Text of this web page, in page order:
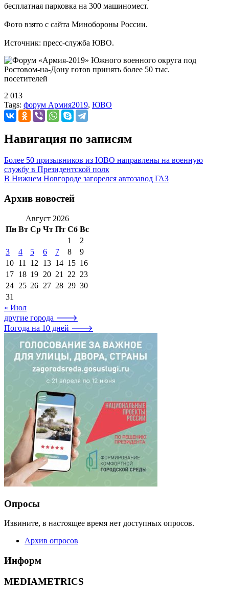
бесплатная парковка на 300 машиномест.
Фото взято с сайта Минобороны России.
Источник: пресс-служба ЮВО.
2 013
Tags: форум Армия2019, ЮВО
Навигация по записям
Более 50 призывников из ЮВО направлены на военную
службу в Президентской полк
В Нижнем Новгороде загорелся автозавод ГАЗ
Архив новостей
Август 2026
Пн Вт Ср Чт Пт Сб Вс
1
2
3
4 5 6 7 8
9
10 11 12 13 14 15 16
17 18 19 20 21 22 23
24 25 26 27 28 29 30
31
« Июл
другие города 🡒
Погода на 10 дней 🡒
Опросы
Извините, в настоящее время нет доступных опросов.
Архив опросов
Информ
MEDIAMETRICS